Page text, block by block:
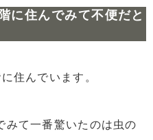
に住んでみて不便だと
住んでいます。
みて一番驚いたのは虫の